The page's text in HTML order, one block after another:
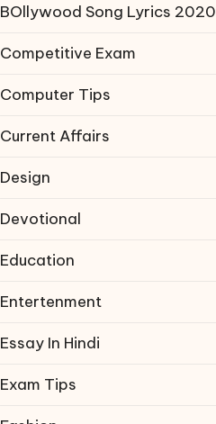
BOllywood Song Lyrics 2020
Competitive Exam
Computer Tips
Current Affairs
Design
Devotional
Education
Entertenment
Essay In Hindi
Exam Tips